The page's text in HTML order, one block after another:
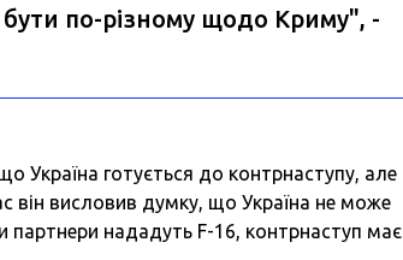
по-різному щодо Криму", -
Україна готується до контрнаступу, але
він висловив думку, що Україна не може
партнери нададуть F-16, контрнаступ має